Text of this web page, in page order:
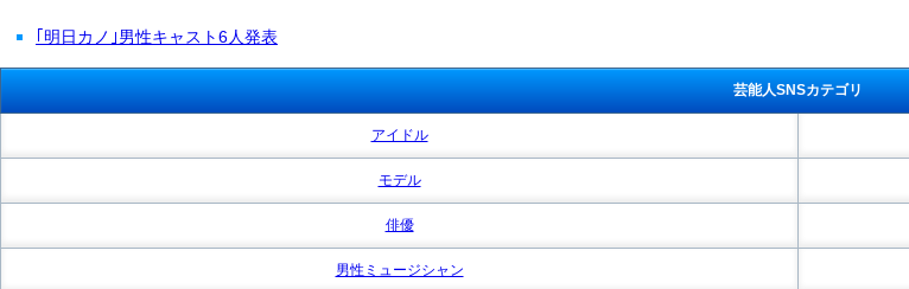
｢明日カノ｣男性キャスト6人発表
芸能人SNSカテゴリ
アイドル
モデル
俳優
男性ミュージシャン